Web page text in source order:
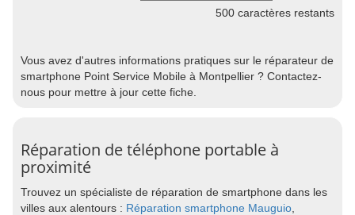
500 caractères restants
Vous avez d'autres informations pratiques sur le réparateur de
smartphone Point Service Mobile à Montpellier ? Contactez-
nous pour mettre à jour cette fiche.
Réparation de téléphone portable à
proximité
Trouvez un spécialiste de réparation de smartphone dans les
villes aux alentours : Réparation smartphone Mauguio